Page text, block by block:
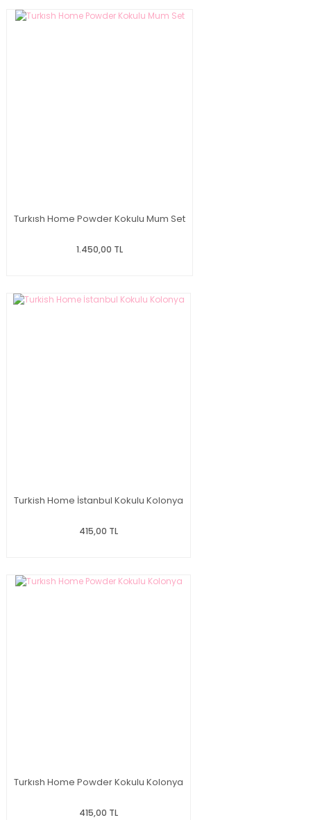
Turkısh Home Powder Kokulu Mum Set
1.450,00 TL
Turkish Home İstanbul Kokulu Kolonya
415,00 TL
Turkısh Home Powder Kokulu Kolonya
415,00 TL